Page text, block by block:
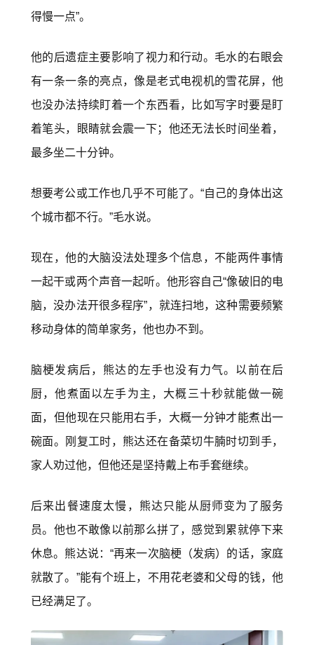
得慢一点”。
他的后遗症主要影响了视力和行动。毛水的右眼会
有一条一条的亮点，像是老式电视机的雪花屏，他
也没办法持续盯着一个东西看，比如写字时要是盯
着笔头，眼睛就会震一下；他还无法长时间坐着，
最多坐二十分钟。
想要考公或工作也几乎不可能了。“自己的身体出这
个城市都不行。”毛水说。
现在，他的大脑没法处理多个信息，不能两件事情
一起干或两个声音一起听。他形容自己“像破旧的电
脑，没办法开很多程序”，就连扫地，这种需要频繁
移动身体的简单家务，他也办不到。
脑梗发病后，熊达的左手也没有力气。以前在后
厨，他煮面以左手为主，大概三十秒就能做一碗
面，但他现在只能用右手，大概一分钟才能煮出一
碗面。刚复工时，熊达还在备菜切牛腩时切到手，
家人劝过他，但他还是坚持戴上布手套继续。
后来出餐速度太慢，熊达只能从厨师变为了服务
员。他也不敢像以前那么拼了，感觉到累就停下来
休息。熊达说：“再来一次脑梗（发病）的话，家庭
就散了。”能有个班上，不用花老婆和父母的钱，他
已经满足了。